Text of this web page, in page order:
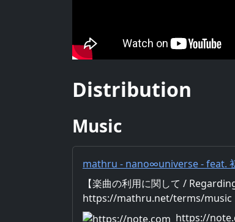
Distribution
Music
mathru - nano∞universe - feat.
Miku Hatsune｜mathru
【楽曲の利用に関して /
https://mathru.net/terms/music
Music：mathru Arrange：
https://